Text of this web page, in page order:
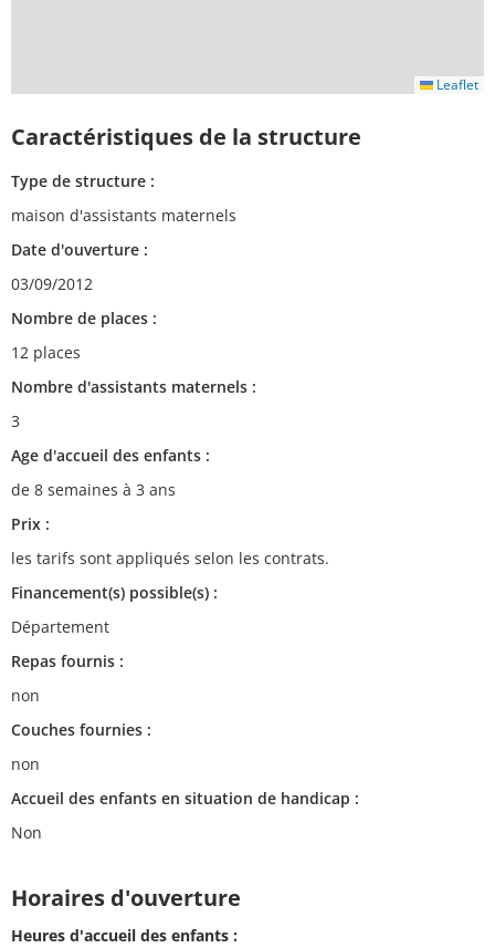
Leaflet
Caractéristiques de la structure
Type de structure :
maison d'assistants maternels
Date d'ouverture :
03/09/2012
Nombre de places :
12 places
Nombre d'assistants maternels :
3
Age d'accueil des enfants :
de 8 semaines à 3 ans
Prix :
les tarifs sont appliqués selon les contrats.
Financement(s) possible(s) :
Département
Repas fournis :
non
Couches fournies :
non
Accueil des enfants en situation de handicap :
Non
Horaires d'ouverture
Heures d'accueil des enfants :